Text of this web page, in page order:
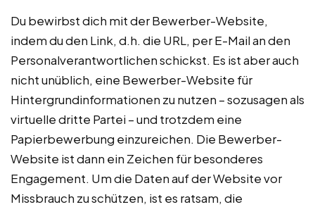
Du bewirbst dich mit der Bewerber-Website,
indem du den Link, d.h. die URL, per E-Mail an den
Personalverantwortlichen schickst. Es ist aber auch
nicht unüblich, eine Bewerber-Website für
Hintergrundinformationen zu nutzen – sozusagen als
virtuelle dritte Partei – und trotzdem eine
Papierbewerbung einzureichen. Die Bewerber-
Website ist dann ein Zeichen für besonderes
Engagement. Um die Daten auf der Website vor
Missbrauch zu schützen, ist es ratsam, die